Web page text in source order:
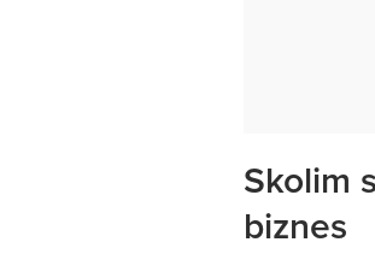
Skolim
biznes